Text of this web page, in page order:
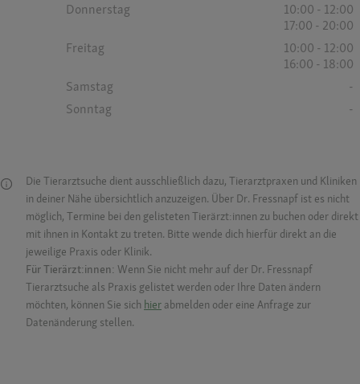
Donnerstag
10:00 - 12:00
17:00 - 20:00
Freitag
10:00 - 12:00
16:00 - 18:00
Samstag
-
Sonntag
-
Die Tierarztsuche dient ausschließlich dazu, Tierarztpraxen und Kliniken
in deiner Nähe übersichtlich anzuzeigen. Über Dr. Fressnapf ist es nicht
möglich, Termine bei den gelisteten Tierärzt:innen zu buchen oder direkt
mit ihnen in Kontakt zu treten. Bitte wende dich hierfür direkt an die
jeweilige Praxis oder Klinik.
Für Tierärzt:innen: Wenn Sie nicht mehr auf der Dr. Fressnapf
Tierarztsuche als Praxis gelistet werden oder Ihre Daten ändern
möchten, können Sie sich hier abmelden oder eine Anfrage zur
Datenänderung stellen.